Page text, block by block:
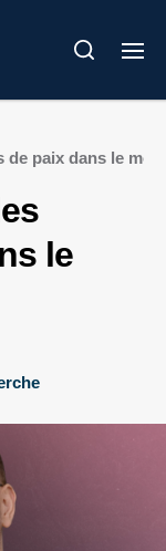
de paix dans le
le